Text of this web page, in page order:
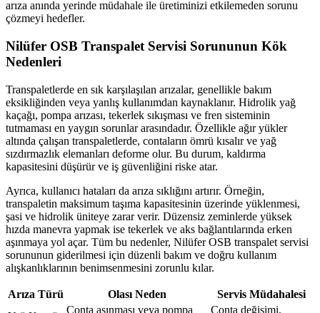
arıza anında yerinde müdahale ile üretiminizi etkilemeden sorunu
çözmeyi hedefler.
Nilüfer OSB Transpalet Servisi Sorununun Kök
Nedenleri
Transpaletlerde en sık karşılaşılan arızalar, genellikle bakım
eksikliğinden veya yanlış kullanımdan kaynaklanır. Hidrolik yağ
kaçağı, pompa arızası, tekerlek sıkışması ve fren sisteminin
tutmaması en yaygın sorunlar arasındadır. Özellikle ağır yükler
altında çalışan transpaletlerde, contaların ömrü kısalır ve yağ
sızdırmazlık elemanları deforme olur. Bu durum, kaldırma
kapasitesini düşürür ve iş güvenliğini riske atar.
Ayrıca, kullanıcı hataları da arıza sıklığını artırır. Örneğin,
transpaletin maksimum taşıma kapasitesinin üzerinde yüklenmesi,
şasi ve hidrolik üniteye zarar verir. Düzensiz zeminlerde yüksek
hızda manevra yapmak ise tekerlek ve aks bağlantılarında erken
aşınmaya yol açar. Tüm bu nedenler, Nilüfer OSB transpalet servisi
sorununun giderilmesi için düzenli bakım ve doğru kullanım
alışkanlıklarının benimsenmesini zorunlu kılar.
Arıza Türü Olası Neden
Servis Müdahalesi
Conta aşınması veya pompa
Conta değişimi,